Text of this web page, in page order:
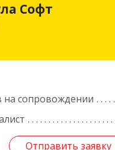
Софт
на сопровождении
Отправить заявку
Новгородская обл,
г,
Отправить заявку